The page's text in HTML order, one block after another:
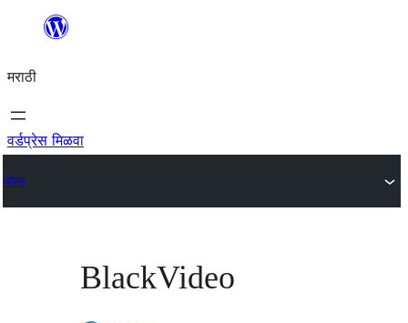
सामुग्रीवर
मराठी
वर्डप्रेस मिळवा
थीम्स
BlackVideo